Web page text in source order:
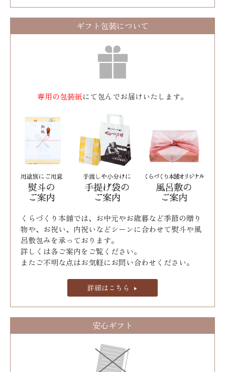
ギフト包装について
専用の包装紙にて包んでお届けいたします。
くらづくり本舗では、お中元やお歳暮など季節の贈り
物や、お祝い、内祝いなどシーンに合わせて熨斗や風
呂敷包みを承っております｡
詳しくは各ご案内をご覧ください。
またご不明な点はお気軽にお問い合わせください。
詳細はこちら
安心ギフト